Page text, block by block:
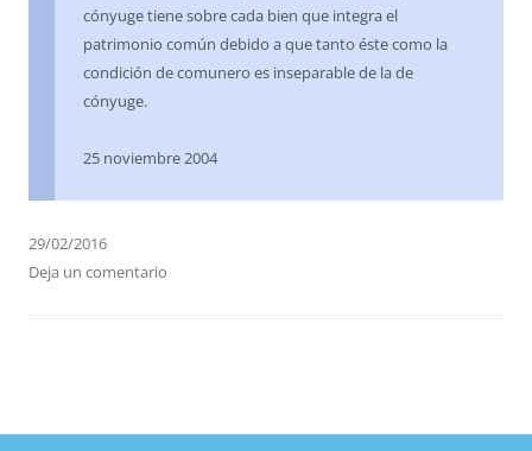
cónyuge tiene sobre cada bien que integra el
patrimonio común debido a que tanto éste como la
condición de comunero es inseparable de la de
cónyuge.
25 noviembre 2004
29/02/2016
Deja un comentario